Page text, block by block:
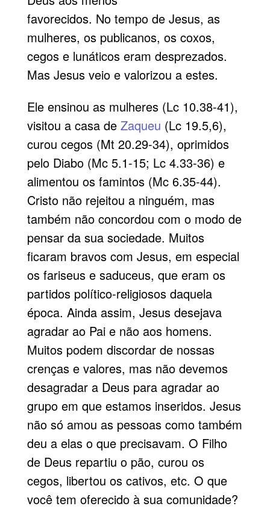
favorecidos. No tempo de Jesus, as
mulheres, os publicanos, os coxos,
cegos e lunáticos eram desprezados.
Mas Jesus veio e valorizou a estes.
Ele ensinou as mulheres (Lc 10.38-41),
visitou a casa de Zaqueu (Lc 19.5,6),
curou cegos (Mt 20.29-34), oprimidos
pelo Diabo (Mc 5.1-15; Lc 4.33-36) e
alimentou os famintos (Mc 6.35-44).
Cristo não rejeitou a ninguém, mas
também não concordou com o modo de
pensar da sua sociedade. Muitos
ficaram bravos com Jesus, em especial
os fariseus e saduceus, que eram os
partidos político-religiosos daquela
época. Ainda assim, Jesus desejava
agradar ao Pai e não aos homens.
Muitos podem discordar de nossas
crenças e valores, mas não devemos
desagradar a Deus para agradar ao
grupo em que estamos inseridos. Jesus
não só amou as pessoas como também
deu a elas o que precisavam. O Filho
de Deus repartiu o pão, curou os
cegos, libertou os cativos, etc. O que
você tem oferecido à sua comunidade?